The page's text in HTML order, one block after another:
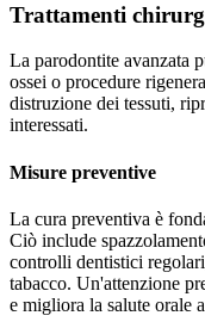
Trattamenti
La parodontite avanzata
ossei o procedure
distruzione dei tessuti,
interessati.
Misure preventive
La cura preventiva è
Ciò include
controlli dentistici
tabacco. Un'attenzione
e migliora la salute orale